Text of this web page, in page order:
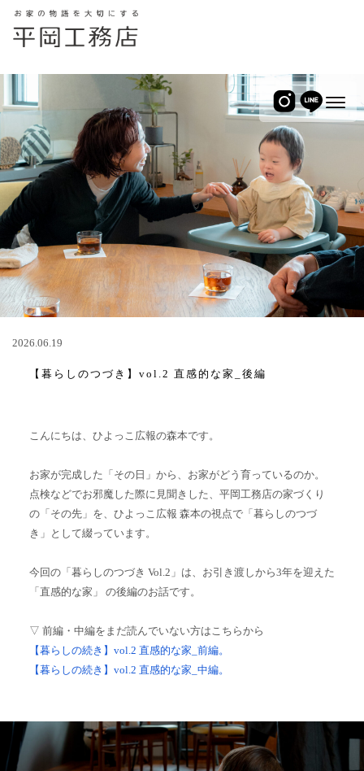
2026.06.19
【暮らしのつづき】vol.2 直感的な家_後編
こんにちは、ひよっこ広報の森本です。
お家が完成した「その日」から、お家がどう育っているのか。
点検などでお邪魔した際に見聞きした、平岡工務店の家づくり
の「その先」を、ひよっこ広報 森本の視点で「暮らしのつづ
き」として綴っています。
今回の「暮らしのつづき Vol.2」は、お引き渡しから3年を迎えた
「直感的な家」
の後編のお話です。
▽ 前編・中編をまだ読んでいない方はこちらから
【暮らしの続き】vol.2 直感的な家_前編。
【暮らしの続き】vol.2 直感的な家_中編。